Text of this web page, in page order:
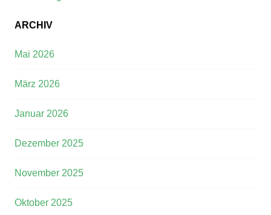
ARCHIV
Mai 2026
März 2026
Januar 2026
Dezember 2025
November 2025
Oktober 2025